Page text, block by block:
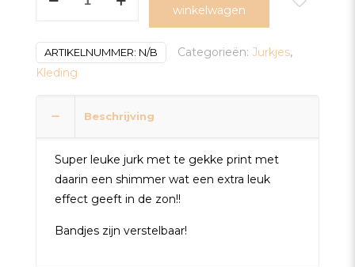
Wit/Roze
aantal
winkelwagen
ARTIKELNUMMER: N/B Categorieën: Jurkjes,
Kleding
Beschrijving
Super leuke jurk met te gekke print met
daarin een shimmer wat een extra leuk
effect geeft in de zon!!
Bandjes zijn verstelbaar!